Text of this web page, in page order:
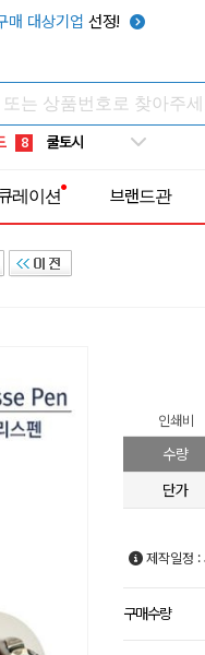
매 대상기업 선정!
5 키캡
8 쿨토시
9 넥쿨러
1 선풍기
레이션 브랜드관
인쇄비
수량
단가
제작일정
구매수량